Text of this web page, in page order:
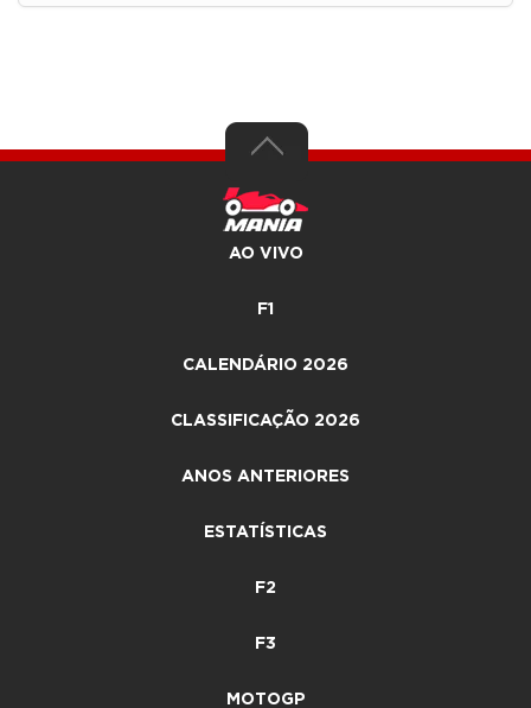
AO VIVO
F1
CALENDÁRIO 2026
CLASSIFICAÇÃO 2026
ANOS ANTERIORES
ESTATÍSTICAS
F2
F3
MOTOGP